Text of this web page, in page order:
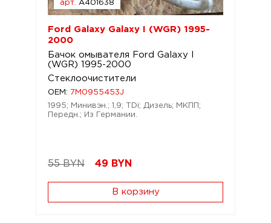
арт. A401638
Ford Galaxy Galaxy I (WGR) 1995-
2000
Бачок омывателя Ford Galaxy I
(WGR) 1995-2000
Стеклоочистители
OEM:
7M0955453J
1995; Минивэн.; 1,9; TDi; Дизель; МКПП;
Передн.; Из Германии.
55 BYN 49 BYN
В корзину